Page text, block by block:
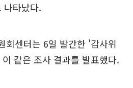
나타났다.
회센터는 6일 발간한 '감사위
같은 조사 결과를 발표했다.